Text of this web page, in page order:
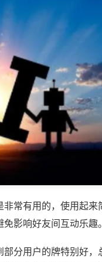
常有用的，使用起来
影响好友间互动乐趣。
分用户的牌特别好，